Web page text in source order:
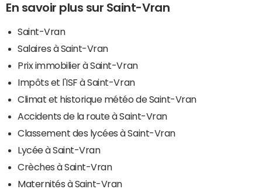
En savoir plus sur Saint-Vran
Saint-Vran
Salaires à Saint-Vran
Prix immobilier à Saint-Vran
Impôts et l'ISF à Saint-Vran
Climat et historique météo de Saint-Vran
Accidents de la route à Saint-Vran
Classement des lycées à Saint-Vran
Lycée à Saint-Vran
Crèches à Saint-Vran
Maternités à Saint-Vran